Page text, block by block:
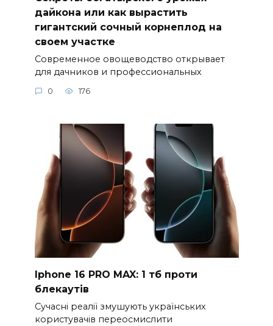
дайкона или как вырастить
гигантский сочный корнеплод на
своем участке
Современное овощеводство открывает
для дачников и профессиональных
0 176
Iphone 16 PRO MAX: 1 тб проти
блекаутів
Сучасні реалії змушують українських
користувачів переосмислити